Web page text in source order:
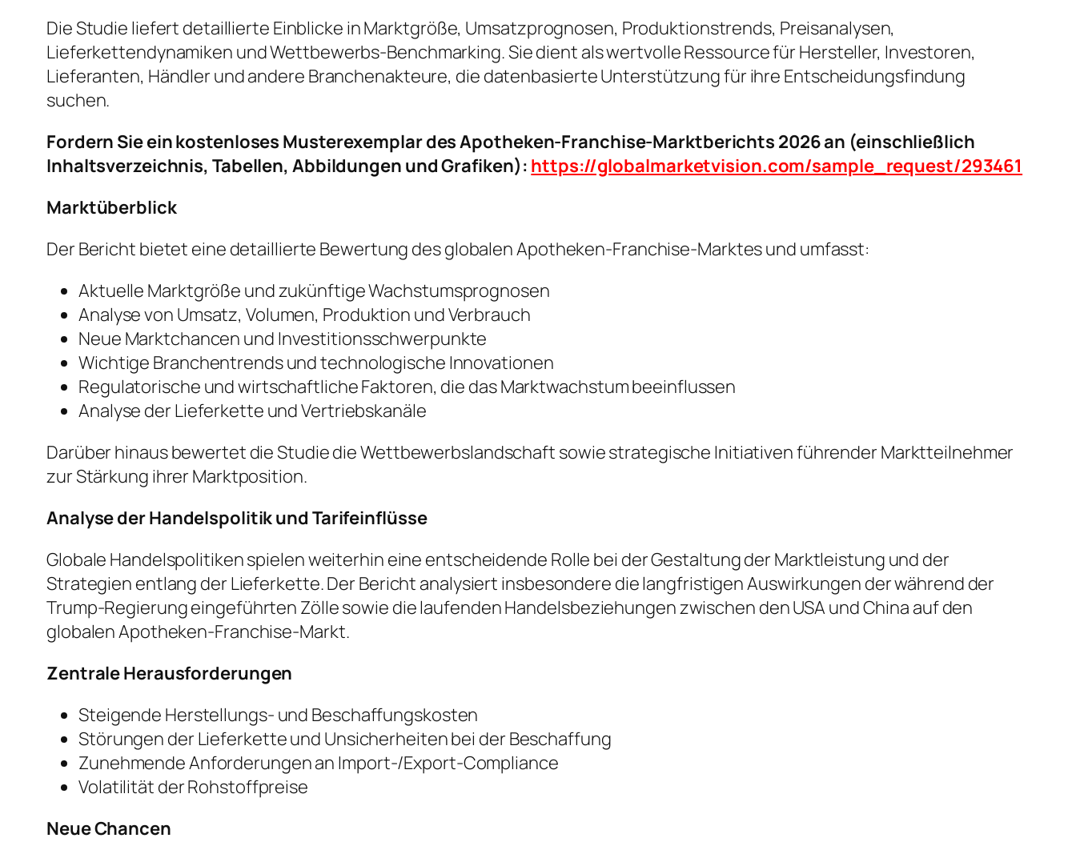
Die Studie liefert detaillierte Einblicke in Marktgröße, Umsatzprognosen, Produktionstrends, Preisanalysen,
Lieferkettendynamiken und Wettbewerbs-Benchmarking. Sie dient als wertvolle Ressource für Hersteller, Investoren,
Lieferanten, Händler und andere Branchenakteure, die datenbasierte Unterstützung für ihre Entscheidungsfindung
suchen.
Fordern Sie ein kostenloses Musterexemplar des Apotheken-Franchise-Marktberichts 2026 an (einschließlich
Inhaltsverzeichnis, Tabellen, Abbildungen und Grafiken): https://globalmarketvision.com/sample_request/293461
Marktüberblick
Der Bericht bietet eine detaillierte Bewertung des globalen Apotheken-Franchise-Marktes und umfasst:
Aktuelle Marktgröße und zukünftige Wachstumsprognosen
Analyse von Umsatz, Volumen, Produktion und Verbrauch
Neue Marktchancen und Investitionsschwerpunkte
Wichtige Branchentrends und technologische Innovationen
Regulatorische und wirtschaftliche Faktoren, die das Marktwachstum beeinflussen
Analyse der Lieferkette und Vertriebskanäle
Darüber hinaus bewertet die Studie die Wettbewerbslandschaft sowie strategische Initiativen führender Marktteilnehmer
zur Stärkung ihrer Marktposition.
Analyse der Handelspolitik und Tarifeinflüsse
Globale Handelspolitiken spielen weiterhin eine entscheidende Rolle bei der Gestaltung der Marktleistung und der
Strategien entlang der Lieferkette. Der Bericht analysiert insbesondere die langfristigen Auswirkungen der während der
Trump-Regierung eingeführten Zölle sowie die laufenden Handelsbeziehungen zwischen den USA und China auf den
globalen Apotheken-Franchise-Markt.
Zentrale Herausforderungen
Steigende Herstellungs- und Beschaffungskosten
Störungen der Lieferkette und Unsicherheiten bei der Beschaffung
Zunehmende Anforderungen an Import-/Export-Compliance
Volatilität der Rohstoffpreise
Neue Chancen